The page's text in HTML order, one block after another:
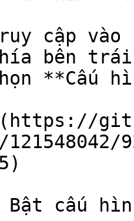
cập vào
bên
**Cấu
Bật cấu